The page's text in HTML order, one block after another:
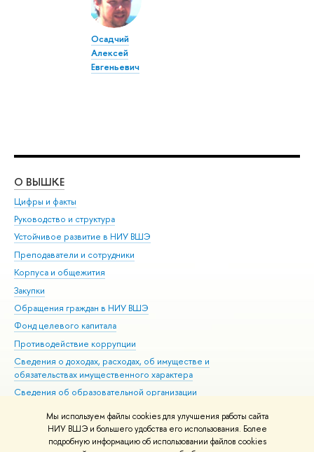
Мы используем файлы cookies для улучшения работы сайта
НИУ ВШЭ и большего удобства его использования. Более
подробную информацию об использовании файлов cookies
Осадчий
Алексей
Евгеньевич
О ВЫШКЕ
Цифры и факты
Руководство и структура
Устойчивое развитие в НИУ ВШЭ
Преподаватели и сотрудники
Корпуса и общежития
Закупки
Обращения граждан в НИУ ВШЭ
Фонд целевого капитала
Противодействие коррупции
Сведения о доходах, расходах, об имуществе и
обязательствах имущественного характера
Сведения об образовательной организации
Людям с ограниченными возможностями здоровья
Единая платежная страница
Работа в Вышке